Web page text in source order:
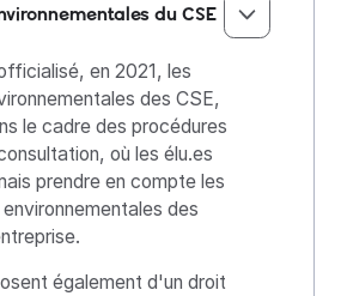
du CSE
en 2021, les
des CSE,
le cadre des procédures
où les élu.es
prendre en compte les
des
également d'un droit